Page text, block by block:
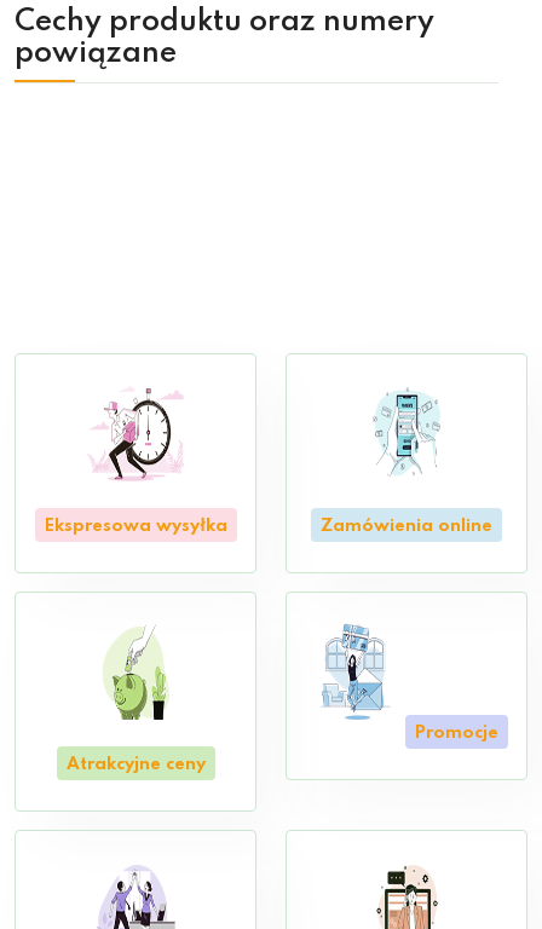
Cechy produktu oraz numery
powiązane
Ekspresowa wysyłka Zamówienia online
Atrakcyjne ceny
Promocje